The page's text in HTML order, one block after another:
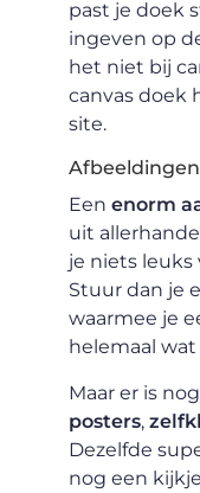
past je doek
ingeven op
het niet bij
canvas doek
site.
Een enorm
uit
je niets leuks
Stuur dan je
waarmee je
helemaal
Maar er is
posters,
Dezelfde
nog een